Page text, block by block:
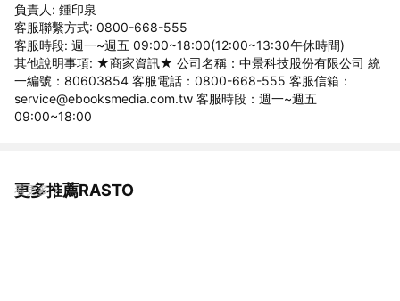
負責人: 鍾印泉
客服聯繫方式: 0800-668-555
客服時段: 週一~週五 09:00~18:00(12:00~13:30午休時間)
其他說明事項: ★商家資訊★ 公司名稱：中景科技股份有限公司 統
一編號：80603854 客服電話：0800-668-555 客服信箱：
service@ebooksmedia.com.tw 客服時段：週一~週五
09:00~18:00
更多推薦RASTO
看更多